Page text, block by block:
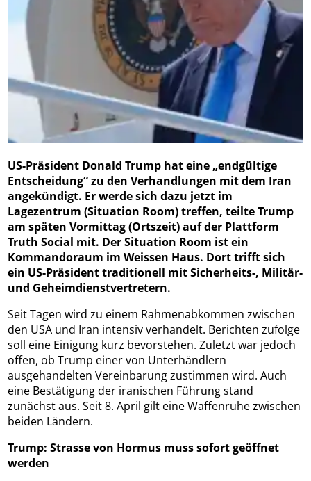
US-Präsident Donald Trump hat eine „endgültige
Entscheidung“ zu den Verhandlungen mit dem Iran
angekündigt. Er werde sich dazu jetzt im
Lagezentrum (Situation Room) treffen, teilte Trump
am späten Vormittag (Ortszeit) auf der Plattform
Truth Social mit. Der Situation Room ist ein
Kommandoraum im Weissen Haus. Dort trifft sich
ein US-Präsident traditionell mit Sicherheits-, Militär-
und Geheimdienstvertretern.
Seit Tagen wird zu einem Rahmenabkommen zwischen
den USA und Iran intensiv verhandelt. Berichten zufolge
soll eine Einigung kurz bevorstehen. Zuletzt war jedoch
offen, ob Trump einer von Unterhändlern
ausgehandelten Vereinbarung zustimmen wird. Auch
eine Bestätigung der iranischen Führung stand
zunächst aus. Seit 8. April gilt eine Waffenruhe zwischen
beiden Ländern.
Trump: Strasse von Hormus muss sofort geöffnet
werden